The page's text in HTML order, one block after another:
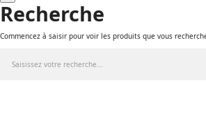
Recherche
Commencez à saisir pour voir les produits que vous